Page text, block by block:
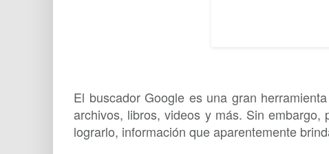
El buscador Google es una gran
archivos, libros, videos y más. Sin
lograrlo, información que aparentemente